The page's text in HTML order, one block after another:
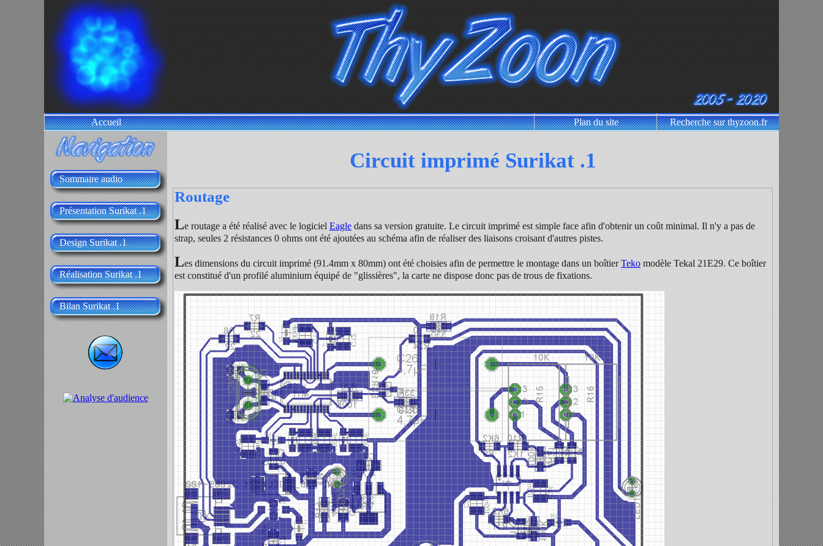
Accueil Recherche sur thyzoon.fr
Plan du site
Sommaire audio
Présentation Surikat .1
Design Surikat .1
Réalisation Surikat .1
Bilan Surikat .1
Circuit imprimé Surikat .1
Routage
Le routage a été réalisé avec le logiciel Eagle dans sa version gratuite. Le circuit imprimé est simple face afin d'obtenir un coût minimal. Il n'y a pas de
strap, seules 2 résistances 0 ohms ont été ajoutées au schéma afin de réaliser des liaisons croisant d'autres pistes.
Les dimensions du circuit imprimé (91.4mm x 80mm) ont été choisies afin de permettre le montage dans un boîtierTeko modèle Tekal 21E29. Ce boîtier
est constitué d'un profilé aluminium équipé de "glissières", la carte ne dispose donc pas de trous de fixations.